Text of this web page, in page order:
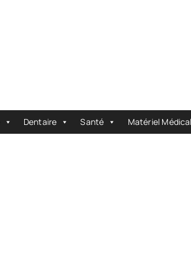
Dentaire Santé Matériel Médical